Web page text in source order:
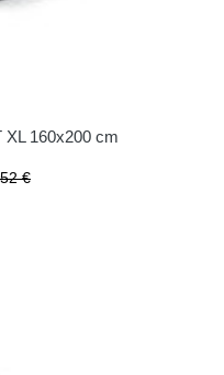
XL 160x200 cm
€